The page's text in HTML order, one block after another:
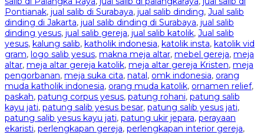
Pontianak, jual salib di Surabaya, jual salib dinding, Jual salib
dinding di Jakarta, jual salib dinding di Surabaya, jual salib
dinding yesus, jual salib gereja, jual salib katolik, Jual salib
yesus, kalung salib, katholik indonesia, katolik insta, katolik vid
gram, logo salib yesus, makna meja altar, mebel gereja, meja
altar, meja altar gereja katolik, meja altar gereja Kristen, meja
pengorbanan, meja suka cita, natal, omk indonesia, orang
muda katholik indonesia, orang muda katolik, ornamen relief,
paskah, patung corpus yesus, patung rohani, patung salib
kayu jati, patung salib yesus besar, patung salib yesus jati,
patung salib yesus kayu jati, patung ukir jepara, perayaan
ekaristi, perlengkapan gereja, perlengkapan interior gereja,